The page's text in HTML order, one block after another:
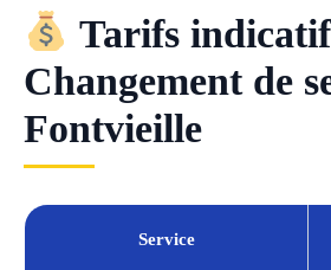
Tarifs
Changement de
Fontvieille
Service